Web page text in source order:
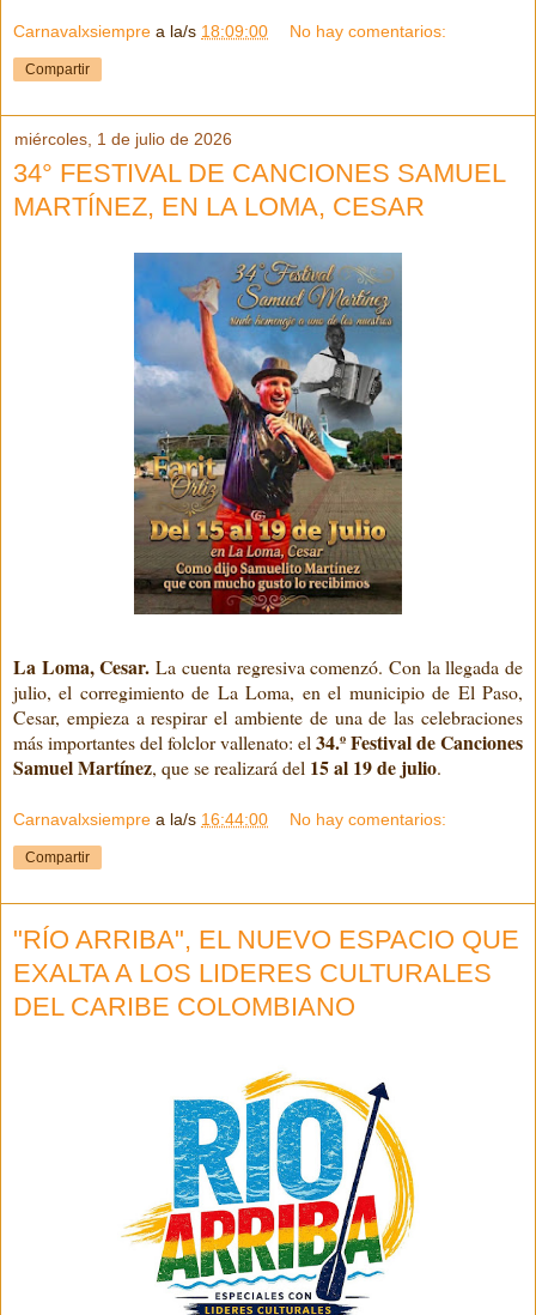
Carnavalxsiempre a la/s 18:09:00 No hay comentarios:
Compartir
miércoles, 1 de julio de 2026
34° FESTIVAL DE CANCIONES SAMUEL
MARTÍNEZ, EN LA LOMA, CESAR
La Loma, Cesar. La cuenta regresiva comenzó. Con la llegada de
julio, el corregimiento de La Loma, en el municipio de El Paso,
Cesar, empieza a respirar el ambiente de una de las celebraciones
más importantes del folclor vallenato: el 34.º Festival de Canciones
Samuel Martínez, que se realizará del 15 al 19 de julio.
Carnavalxsiempre a la/s 16:44:00 No hay comentarios:
Compartir
"RÍO ARRIBA", EL NUEVO ESPACIO QUE
EXALTA A LOS LIDERES CULTURALES
DEL CARIBE COLOMBIANO